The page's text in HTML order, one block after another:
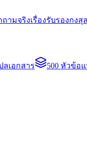
ถามจริงเรื่องรับรองกงสุล
ลเอกสาร 500 หัวข้อ